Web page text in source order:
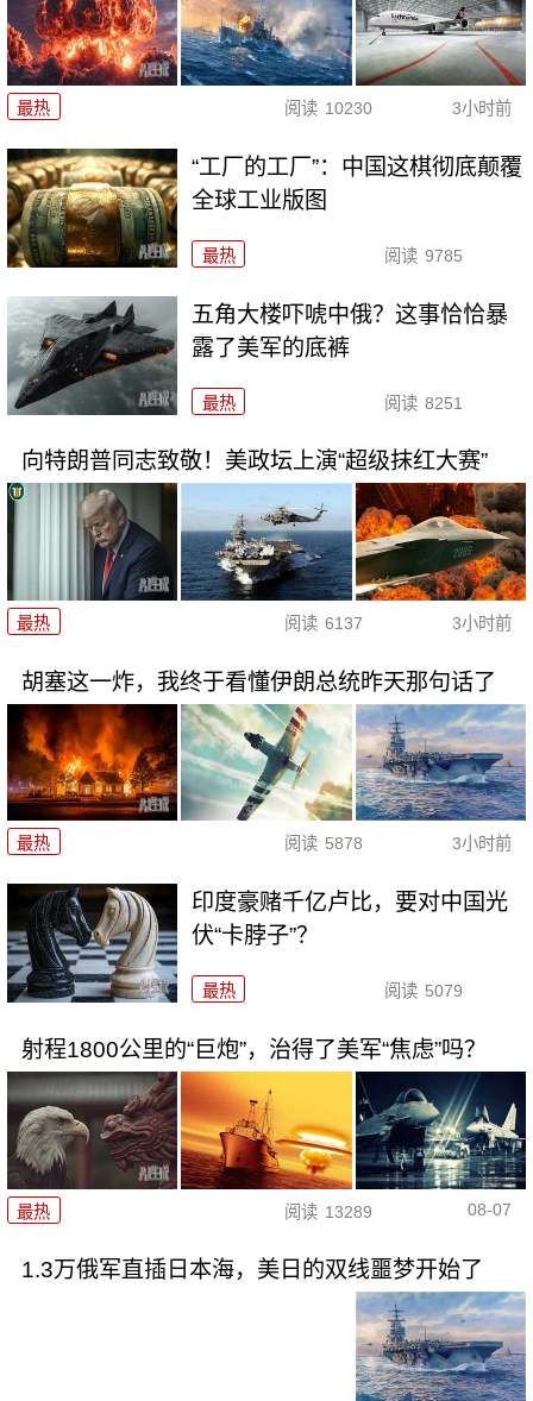
最热 阅读 10230 3小时前
“工厂的工厂”：中国这棋彻底颠覆
全球工业版图
最热 阅读 9785
五角大楼吓唬中俄？这事恰恰暴
露了美军的底裤
最热 阅读 8251
向特朗普同志致敬！美政坛上演“超级抹红大赛”
最热 阅读 6137 3小时前
胡塞这一炸，我终于看懂伊朗总统昨天那句话了
最热 阅读 5878 3小时前
印度豪赌千亿卢比，要对中国光
伏“卡脖子”？
最热 阅读 5079
射程1800公里的“巨炮”，治得了美军“焦虑”吗？
最热 阅读 13289 08-07
1.3万俄军直插日本海，美日的双线噩梦开始了